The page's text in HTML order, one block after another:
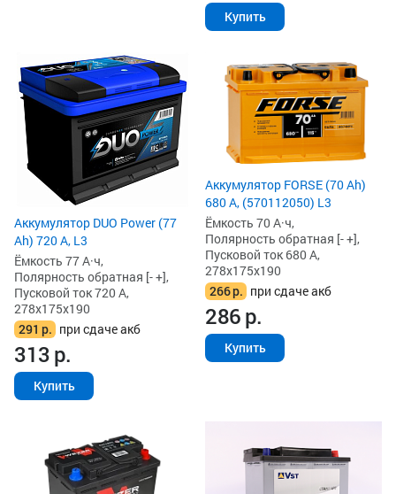
Купить
Аккумулятор DUO Power (77
Ah) 720 А, L3
Ёмкость 77 А·ч,
Полярность обратная [- +],
Пусковой ток 720 А,
278x175x190
291 р. при сдаче акб
313р.
Купить
Аккумулятор FORSE (70 Ah)
680 А, (570112050) L3
Ёмкость 70 А·ч,
Полярность обратная [- +],
Пусковой ток 680 А,
278x175x190
266р. при сдаче акб
286р.
Купить